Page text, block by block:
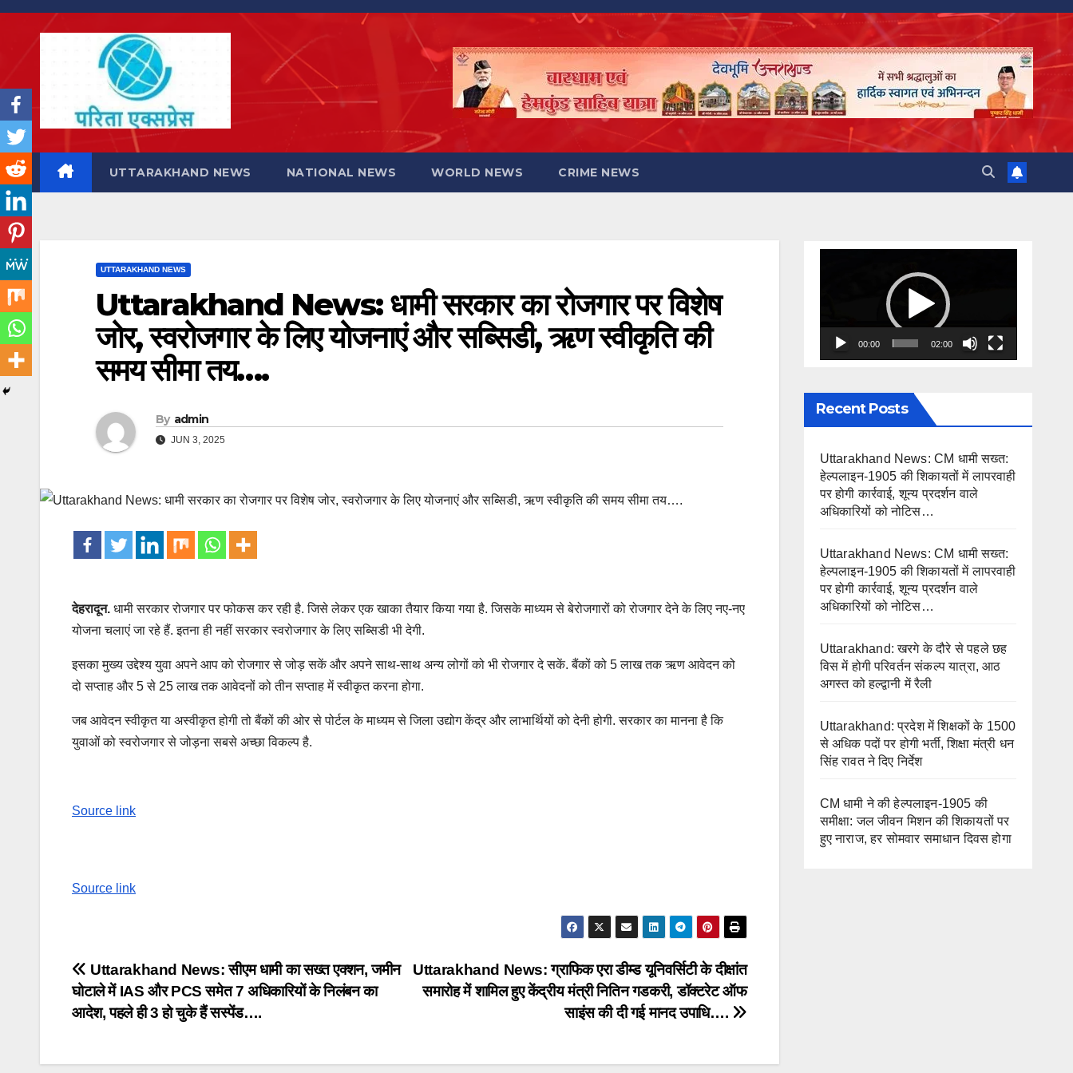
Skip
UTTARAKHAND NEWS NATIONAL NEWS WORLD NEWS CRIME NEWS
UTTARAKHAND NEWS
Uttarakhand News: धामी सरकार का रोजगार पर विशेष
जोर, स्वरोजगार के लिए योजनाएं और सब्सिडी, ऋण स्वीकृति की
समय सीमा तय….
By admin
JUN 3, 2025
देहरादून. धामी सरकार रोजगार पर फोकस कर रही है. जिसे लेकर एक खाका तैयार किया गया है. जिसके माध्यम से बेरोजगारों को रोजगार देने के लिए नए-नए
योजना चलाएं जा रहे हैं. इतना ही नहीं सरकार स्वरोजगार के लिए सब्सिडी भी देगी.
इसका मुख्य उद्देश्य युवा अपने आप को रोजगार से जोड़ सकें और अपने साथ-साथ अन्य लोगों को भी रोजगार दे सकें. बैंकों को 5 लाख तक ऋण आवेदन को
दो सप्ताह और 5 से 25 लाख तक आवेदनों को तीन सप्ताह में स्वीकृत करना होगा.
जब आवेदन स्वीकृत या अस्वीकृत होगी तो बैंकों की ओर से पोर्टल के माध्यम से जिला उद्योग केंद्र और लाभार्थियों को देनी होगी. सरकार का मानना है कि
युवाओं को स्वरोजगार से जोड़ना सबसे अच्छा विकल्प है.
Source link
Source link
Post
navigation
Uttarakhand News: ग्राफिक एरा डीम्ड यूनिवर्सिटी के दीक्षांत
समारोह में शामिल हुए केंद्रीय मंत्री नितिन गडकरी, डॉक्टरेट ऑफ
साइंस की दी गई मानद उपाधि….
Uttarakhand News: सीएम धामी का सख्त एक्शन, जमीन
घोटाले में IAS और PCS समेत 7 अधिकारियों के निलंबन का
आदेश, पहले ही 3 हो चुके हैं सस्पेंड….
00:00 02:00
Recent Posts
Uttarakhand News: CM धामी सख्त:
हेल्पलाइन-1905 की शिकायतों में लापरवाही
पर होगी कार्रवाई, शून्य प्रदर्शन वाले
अधिकारियों को नोटिस…
Uttarakhand News: CM धामी सख्त:
हेल्पलाइन-1905 की शिकायतों में लापरवाही
पर होगी कार्रवाई, शून्य प्रदर्शन वाले
अधिकारियों को नोटिस…
Uttarakhand: खरगे के दौरे से पहले छह
विस में होगी परिवर्तन संकल्प यात्रा, आठ
अगस्त को हल्द्वानी में रैली
Uttarakhand: प्रदेश में शिक्षकों के 1500
से अधिक पदों पर होगी भर्ती, शिक्षा मंत्री धन
सिंह रावत ने दिए निर्देश
CM धामी ने की हेल्पलाइन-1905 की
समीक्षा: जल जीवन मिशन की शिकायतों पर
हुए नाराज, हर सोमवार समाधान दिवस होगा